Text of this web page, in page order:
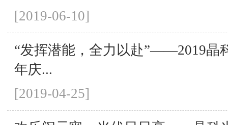
[2019-06-10]
“发挥潜能，全力以赴”——2019晶
年庆...
[2019-04-25]